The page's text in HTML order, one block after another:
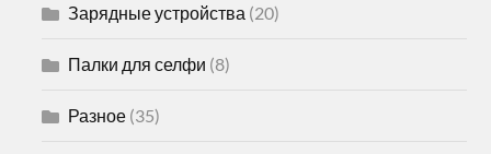
Зарядные устройства (20)
Палки для селфи (8)
Разное (35)